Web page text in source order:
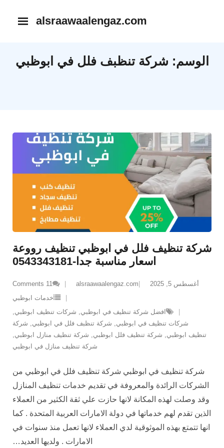
alsraawaalengaz.com
الوسم: شركة تنظبف فلل في ابوظبي
شركة تنظيف فلل في ابوظبي تنظيف رووعة
اسعار مناسبة جدا-0543343181
أغسطس 5, 2025 alsraawaalengaz.com
11
Comments
خدمات ابوظبي
افضل شركة تنظيف في ابوظبي, شركات تنظيف ابوظبي,
شركات تنظيف في ابوظبي, شركة تنظبف فلل في ابوظبي, شركة
تنظيف ابوظبي, شركة تنظيف فلل ابوظبي, شركة تنظيف منازل ابوظبي,
شركة تنظيف منازل في ابوظبي
شركة تنظيف في ابوظبي شركة تنظيف فلل في ابوظبي من
الشركات الرائدة والمعروفة في تقديم خدمات تنظيف المنازل
وقد وصلت لهذه المكانة لانها حازت علي ثقة الكثير من العملاء
الذين تقدم لهم خدماتها في دولة الامارات العربية المتحدة . كما
انها تتمتع بهذه الموثوقية لدي العملاء لانها تعمل منذ سنوات في
الامارات . ولديها العديد…